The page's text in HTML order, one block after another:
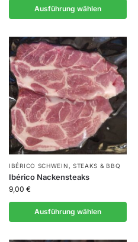
Ausführung wählen
IBÉRICO SCHWEIN , STEAKS & BBQ
Ibérico Nackensteaks
9,00 €
Ausführung wählen